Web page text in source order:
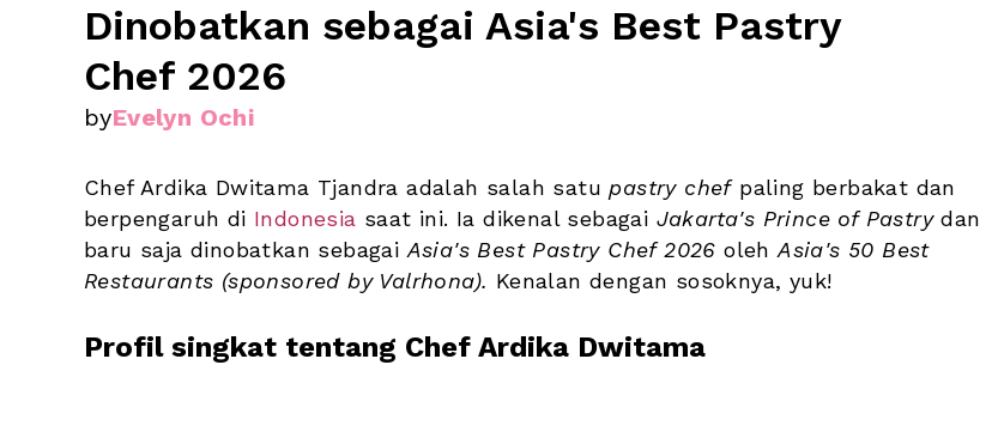
Dinobatkan sebagai Asia's Best Pastry
Chef 2026
byEvelyn Ochi
Chef Ardika Dwitama Tjandra adalah salah satu pastry chef paling berbakat dan
berpengaruh di Indonesia saat ini. Ia dikenal sebagai Jakarta's Prince of Pastry dan
baru saja dinobatkan sebagai Asia's Best Pastry Chef 2026 oleh Asia's 50 Best
Restaurants (sponsored by Valrhona). Kenalan dengan sosoknya, yuk!
Profil singkat tentang Chef Ardika Dwitama